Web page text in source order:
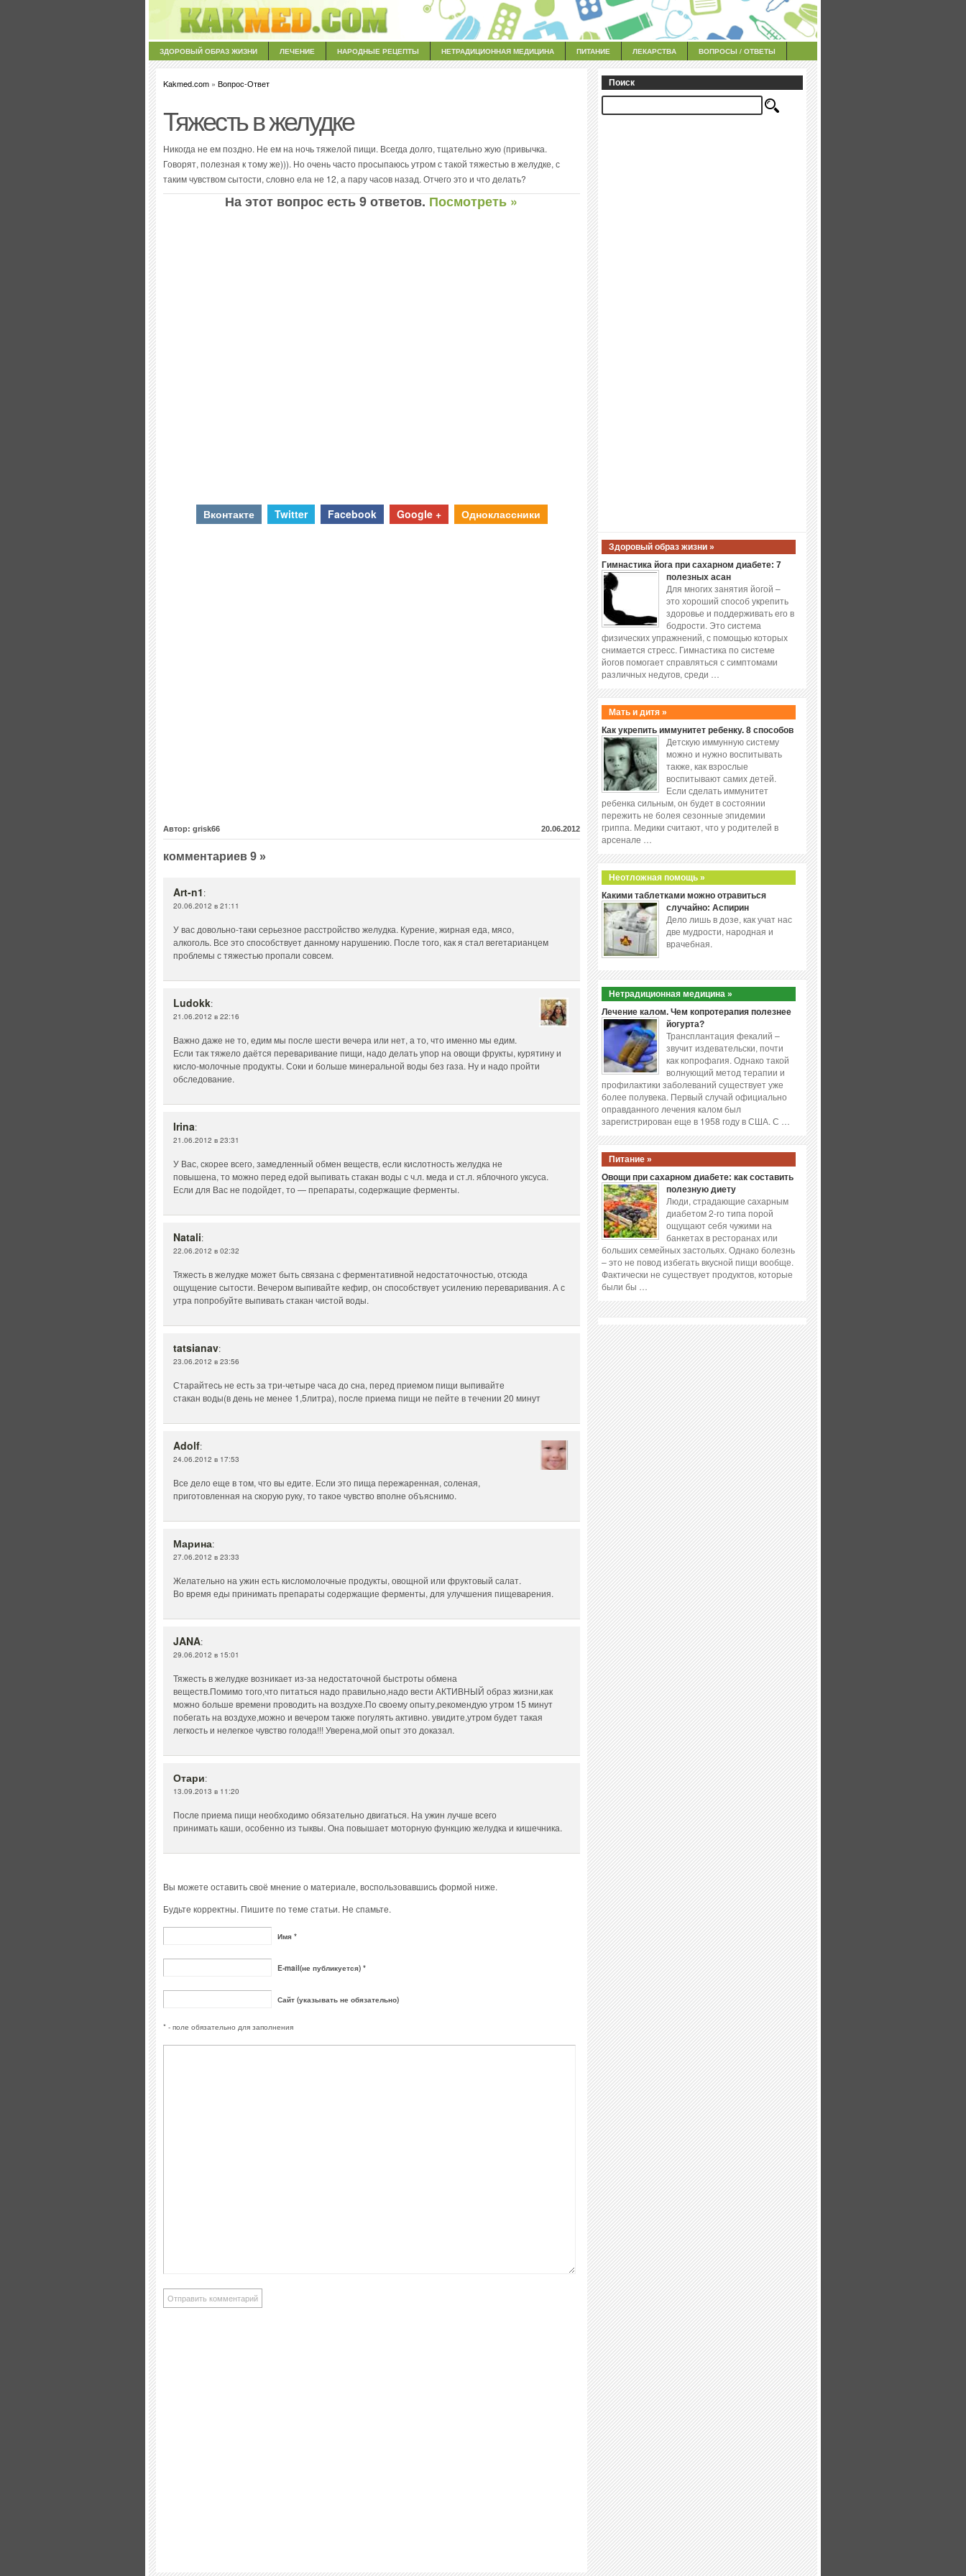
ЗДОРОВЫЙ ОБРАЗ ЖИЗНИ ЛЕЧЕНИЕ НАРОДНЫЕ РЕЦЕПТЫ НЕТРАДИЦИОННАЯ МЕДИЦИНА ПИТАНИЕ ЛЕКАРСТВА ВОПРОСЫ / ОТВЕТЫ
Kakmed.com » Вопрос-Ответ
Тяжесть в желудке
Никогда не ем поздно. Не ем на ночь тяжелой пищи. Всегда долго, тщательно жую (привычка.
Говорят, полезная к тому же))). Но очень часто просыпаюсь утром с такой тяжестью в желудке, с
таким чувством сытости, словно ела не 12, а пару часов назад. Отчего это и что делать?
На этот вопрос есть 9 ответов. Посмотреть »
Вконтакте Twitter Facebook Google + Одноклассники
Автор: grisk66 20.06.2012
комментариев 9 »
Art-n1:
20.06.2012 в 21:11
У вас довольно-таки серьезное расстройство желудка. Курение, жирная еда, мясо,
алкоголь. Все это способствует данному нарушению. После того, как я стал вегетарианцем
проблемы с тяжестью пропали совсем.
Ludokk:
21.06.2012 в 22:16
Важно даже не то, едим мы после шести вечера или нет, а то, что именно мы едим.
Если так тяжело даётся переваривание пищи, надо делать упор на овощи фрукты, курятину и
кисло-молочные продукты. Соки и больше минеральной воды без газа. Ну и надо пройти
обследование.
Irina:
21.06.2012 в 23:31
У Вас, скорее всего, замедленный обмен веществ, если кислотность желудка не
повышена, то можно перед едой выпивать стакан воды с ч.л. меда и ст.л. яблочного уксуса.
Если для Вас не подойдет, то — препараты, содержащие ферменты.
Natali:
22.06.2012 в 02:32
Тяжесть в желудке может быть связана с ферментативной недостаточностью, отсюда
ощущение сытости. Вечером выпивайте кефир, он способствует усилению переваривания. А с
утра попробуйте выпивать стакан чистой воды.
tatsianav:
23.06.2012 в 23:56
Старайтесь не есть за три-четыре часа до сна, перед приемом пищи выпивайте
стакан воды(в день не менее 1,5литра), после приема пищи не пейте в течении 20 минут
Adolf:
24.06.2012 в 17:53
Все дело еще в том, что вы едите. Если это пища пережаренная, соленая,
приготовленная на скорую руку, то такое чувство вполне объяснимо.
Марина:
27.06.2012 в 23:33
Желательно на ужин есть кисломолочные продукты, овощной или фруктовый салат.
Во время еды принимать препараты содержащие ферменты, для улучшения пищеварения.
JANA:
29.06.2012 в 15:01
Тяжесть в желудке возникает из-за недостаточной быстроты обмена
веществ.Помимо того,что питаться надо правильно,надо вести АКТИВНЫЙ образ жизни,как
можно больше времени проводить на воздухе.По своему опыту,рекомендую утром 15 минут
побегать на воздухе,можно и вечером также погулять активно. увидите,утром будет такая
легкость и нелегкое чувство голода!!! Уверена,мой опыт это доказал.
Отари:
13.09.2013 в 11:20
После приема пищи необходимо обязательно двигаться. На ужин лучше всего
принимать каши, особенно из тыквы. Она повышает моторную функцию желудка и кишечника.
Вы можете оставить своё мнение о материале, воспользовавшись формой ниже.
Будьте корректны. Пишите по теме статьи. Не спамьте.
Имя *
E-mail(не публикуется) *
Сайт (указывать не обязательно)
* - поле обязательно для заполнения
Поиск
Здоровый образ жизни »
Гимнастика йога при сахарном диабете: 7
полезных асан
Для многих занятия йогой –
это хороший способ укрепить
здоровье и поддерживать его в
бодрости. Это система
физических упражнений, с помощью которых
снимается стресс. Гимнастика по системе
йогов помогает справляться с симптомами
различных недугов, среди …
Мать и дитя »
Как укрепить иммунитет ребенку. 8 способов
Детскую иммунную систему
можно и нужно воспитывать
также, как взрослые
воспитывают самих детей.
Если сделать иммунитет
ребенка сильным, он будет в состоянии
пережить не болея сезонные эпидемии
гриппа. Медики считают, что у родителей в
арсенале …
Неотложная помощь »
Какими таблетками можно отравиться
случайно: Аспирин
Дело лишь в дозе, как учат нас
две мудрости, народная и
врачебная.
Нетрадиционная медицина »
Лечение калом. Чем копротерапия полезнее
йогурта?
Трансплантация фекалий –
звучит издевательски, почти
как копрофагия. Однако такой
волнующий метод терапии и
профилактики заболеваний существует уже
более полувека. Первый случай официально
оправданного лечения калом был
зарегистрирован еще в 1958 году в США. С …
Питание »
Овощи при сахарном диабете: как составить
полезную диету
Люди, страдающие сахарным
диабетом 2-го типа порой
ощущают себя чужими на
банкетах в ресторанах или
больших семейных застольях. Однако болезнь
– это не повод избегать вкусной пищи вообще.
Фактически не существует продуктов, которые
были бы …